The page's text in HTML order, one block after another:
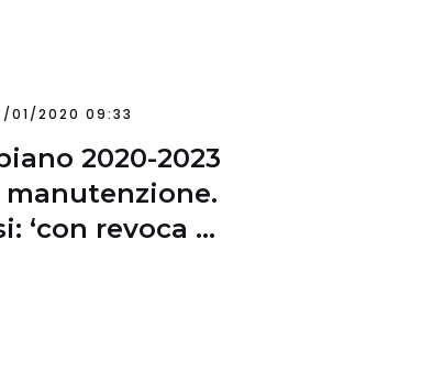
01/2020 09:33
2020-2023
‘con revoca e